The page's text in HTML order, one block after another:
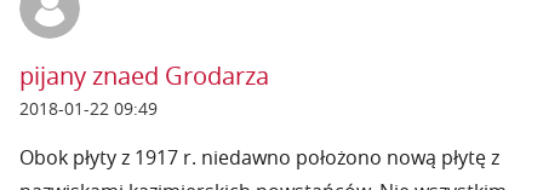
pijany znaed Grodarza
2018-01-22 09:49
Obok płyty z 1917 r. niedawno położono nową płytę z